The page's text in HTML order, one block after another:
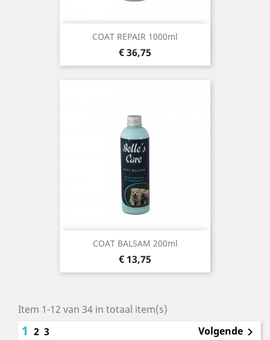
COAT REPAIR 1000ml
Prijs
€ 36,75
COAT BALSAM 200ml
Prijs
€ 13,75
Item 1-12 van 34 in totaal item(s)
1 2 3 Volgende 